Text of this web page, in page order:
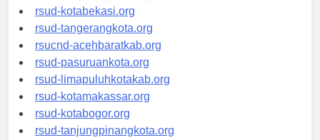
rsud-tangerangkab.org
rsud-kotabekasi.org
rsud-tangerangkota.org
rsucnd-acehbaratkab.org
rsud-pasuruankota.org
rsud-limapuluhkotakab.org
rsud-kotamakassar.org
rsud-kotabogor.org